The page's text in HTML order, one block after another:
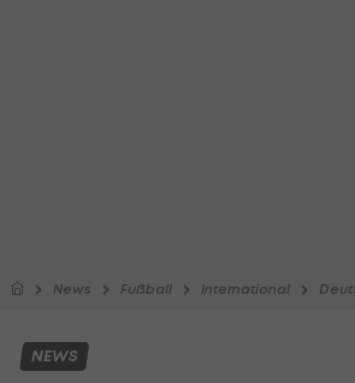
News Fußball International
NEWS